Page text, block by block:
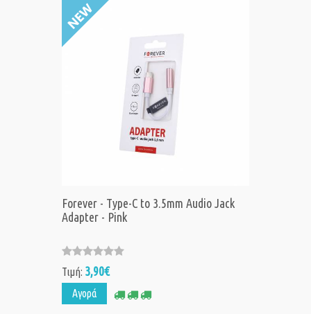
Forever - Type-C to 3.5mm Αudio Jack
Adapter - Pink
Τιμή: 3,90€
Αγορά